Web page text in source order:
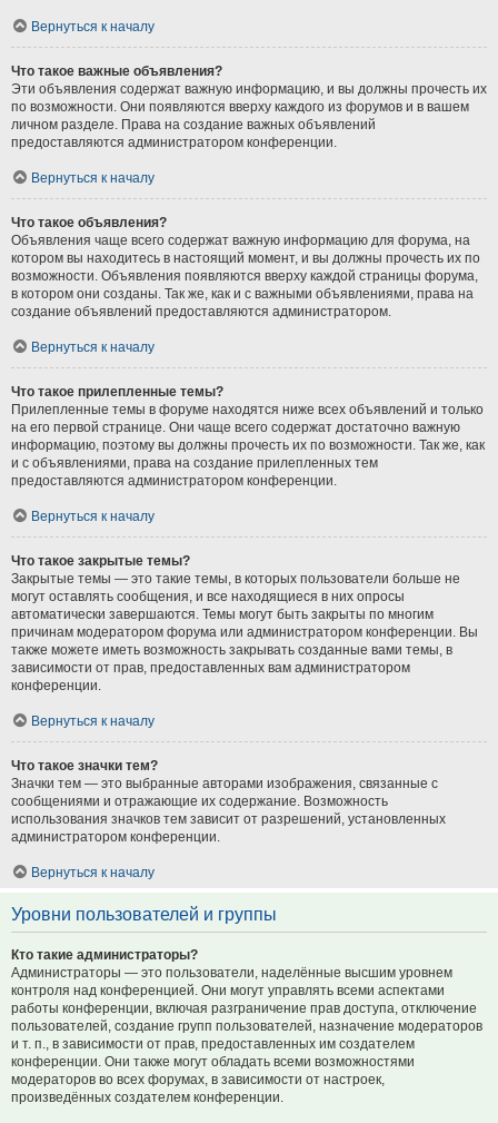
Вернуться к началу
Что такое важные объявления?
Эти объявления содержат важную информацию, и вы должны прочесть их
по возможности. Они появляются вверху каждого из форумов и в вашем
личном разделе. Права на создание важных объявлений
предоставляются администратором конференции.
Вернуться к началу
Что такое объявления?
Объявления чаще всего содержат важную информацию для форума, на
котором вы находитесь в настоящий момент, и вы должны прочесть их по
возможности. Объявления появляются вверху каждой страницы форума,
в котором они созданы. Так же, как и с важными объявлениями, права на
создание объявлений предоставляются администратором.
Вернуться к началу
Что такое прилепленные темы?
Прилепленные темы в форуме находятся ниже всех объявлений и только
на его первой странице. Они чаще всего содержат достаточно важную
информацию, поэтому вы должны прочесть их по возможности. Так же, как
и с объявлениями, права на создание прилепленных тем
предоставляются администратором конференции.
Вернуться к началу
Что такое закрытые темы?
Закрытые темы — это такие темы, в которых пользователи больше не
могут оставлять сообщения, и все находящиеся в них опросы
автоматически завершаются. Темы могут быть закрыты по многим
причинам модератором форума или администратором конференции. Вы
также можете иметь возможность закрывать созданные вами темы, в
зависимости от прав, предоставленных вам администратором
конференции.
Вернуться к началу
Что такое значки тем?
Значки тем — это выбранные авторами изображения, связанные с
сообщениями и отражающие их содержание. Возможность
использования значков тем зависит от разрешений, установленных
администратором конференции.
Вернуться к началу
Уровни пользователей и группы
Кто такие администраторы?
Администраторы — это пользователи, наделённые высшим уровнем
контроля над конференцией. Они могут управлять всеми аспектами
работы конференции, включая разграничение прав доступа, отключение
пользователей, создание групп пользователей, назначение модераторов
и т. п., в зависимости от прав, предоставленных им создателем
конференции. Они также могут обладать всеми возможностями
модераторов во всех форумах, в зависимости от настроек,
произведённых создателем конференции.